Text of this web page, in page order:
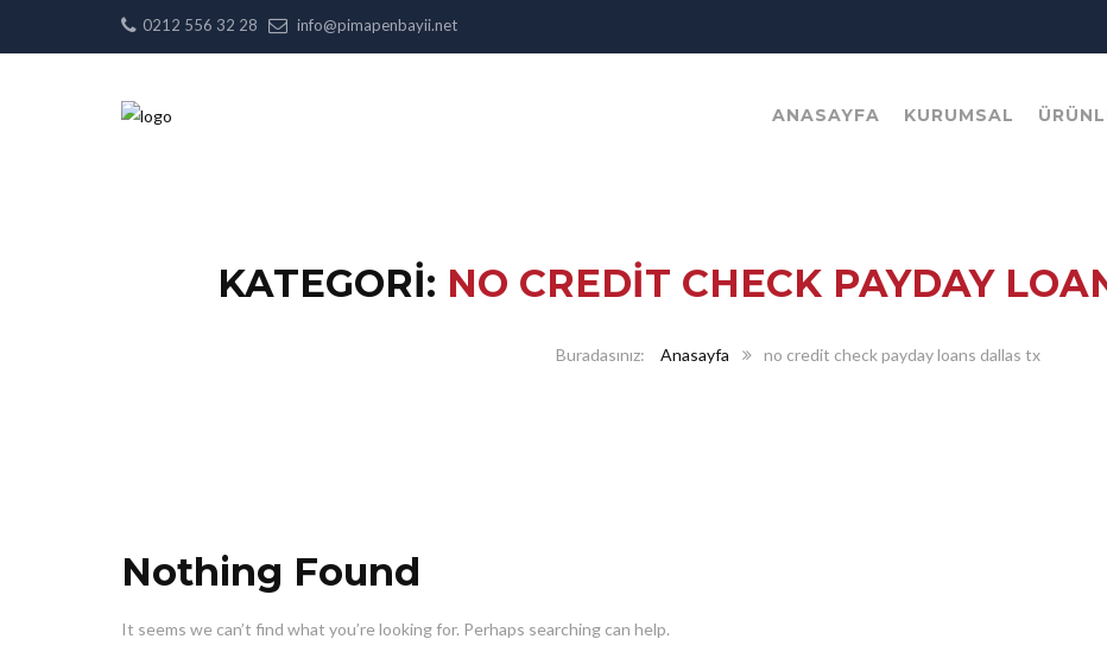
0212 556 32 28 info@pimapenbayii.net
ANASAYFA KURUMSAL
KATEGORI: NO CREDIT CHECK PAYDAY
Anasayfa no credit check payday loans dallas tx
Nothing Found
It seems we can’t find what you’re looking for. Perhaps searching can help.